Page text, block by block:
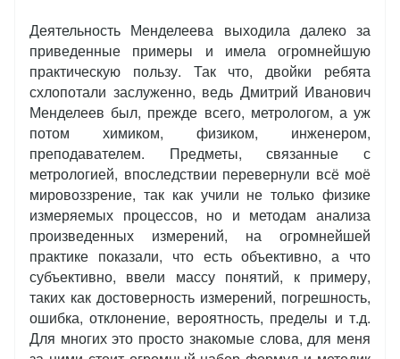
Деятельность Менделеева выходила далеко за
приведенные примеры и имела огромнейшую
практическую пользу. Так что, двойки ребята
схлопотали заслуженно, ведь Дмитрий Иванович
Менделеев был, прежде всего, метрологом, а уж
потом химиком, физиком, инженером,
преподавателем. Предметы, связанные с
метрологией, впоследствии перевернули всё моё
мировоззрение, так как учили не только физике
измеряемых процессов, но и методам анализа
произведенных измерений, на огромнейшей
практике показали, что есть объективно, а что
субъективно, ввели массу понятий, к примеру,
таких как достоверность измерений, погрешность,
ошибка, отклонение, вероятность, пределы и т.д.
Для многих это просто знакомые слова, для меня